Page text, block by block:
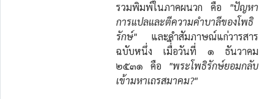
รวมพิมพ์ในภาคผนวก คือ "ปัญหา
การแปลและตีความคำบาลีของโพธิ
รักษ์" และคำสัมภาษณ์แก่วารสาร
ฉบับหนึ่ง เมื่ีอวันที่ ๑ ธันวาคม
๒๕๓๑ คือ "พระโพธิรักษ์ยอมกลับ
เข้ามหาเถรสมาคม?"